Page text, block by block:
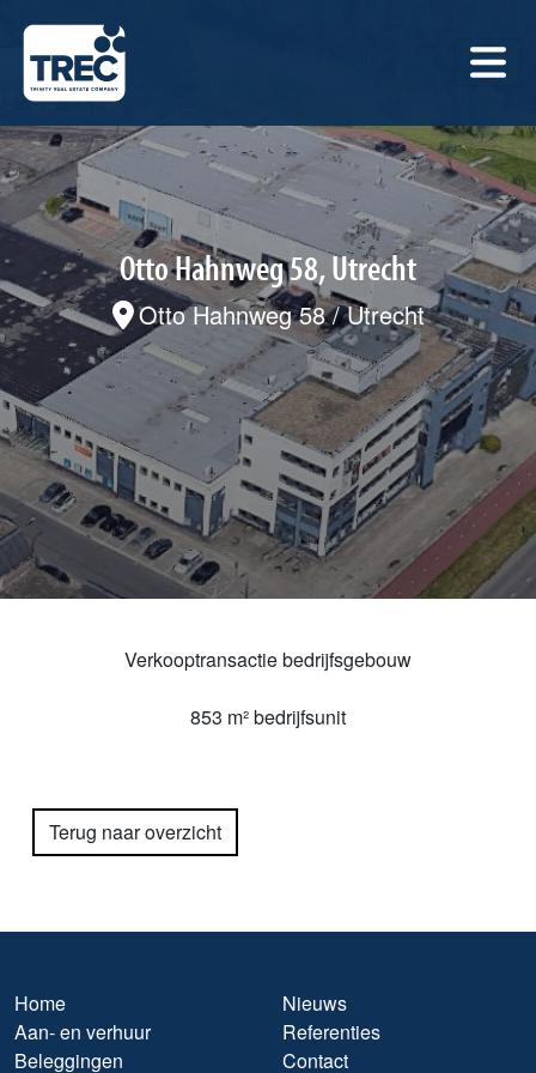
Otto Hahnweg 58, Utrecht
Otto Hahnweg 58 / Utrecht
Verkooptransactie bedrijfsgebouw
853 m² bedrijfsunit
Terug naar overzicht
Home
Aan- en verhuur
Beleggingen
Nieuws
Referenties
Contact